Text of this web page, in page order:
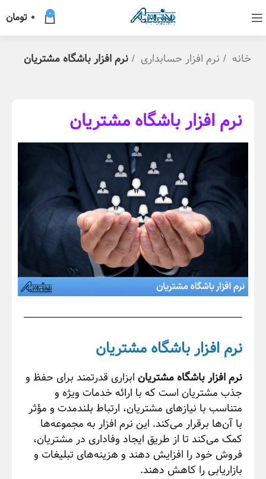
0
0 تومان
خانه نرم افزار حسابداری نرم افزار باشگاه مشتریان
نرم افزار باشگاه مشتریان
نرم افزار باشگاه مشتریان
نرم افزار باشگاه مشتریان ابزاری قدرتمند برای حفظ و
جذب مشتریان است که با ارائه خدمات ویژه و
متناسب با نیازهای مشتریان، ارتباط بلندمدت و مؤثر
با آن‌ها برقرار می‌کند. این نرم افزار به مجموعه‌ها
کمک می‌کند تا از طریق ایجاد وفاداری در مشتریان،
فروش خود را افزایش دهند و هزینه‌های تبلیغات و
بازاریابی را کاهش دهند.